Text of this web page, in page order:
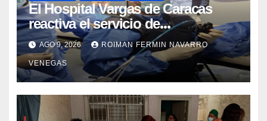
El Hospital Vargas de Caracas
reactiva el servicio de
Colangiopancreatografía
Retrógrada Endoscópica para
beneficiar a cientos de pacientes
AGO 9, 2026 ROIMAN FERMIN NAVARRO
VENEGAS